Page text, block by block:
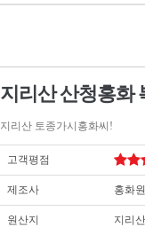
지리산 산청홍화
지리산 토종가시홍화씨!
고객평점
제조사 홍화원
원산지 지리